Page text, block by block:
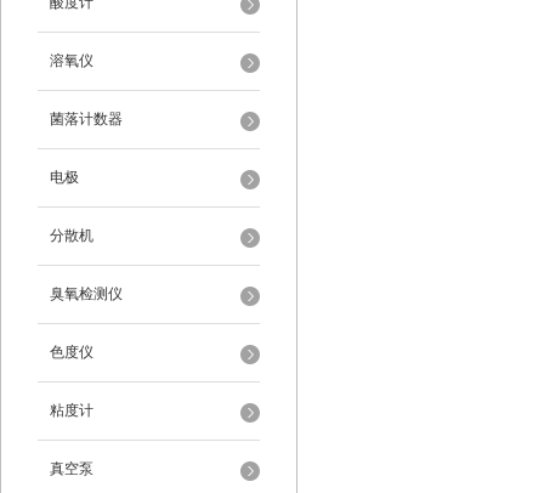
溶氧仪
菌落计数器
电极
分散机
臭氧检测仪
色度仪
粘度计
真空泵